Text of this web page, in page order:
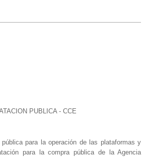
PUBLICA - CCE
para la operación de las plataformas y
para la compra pública de la Agencia